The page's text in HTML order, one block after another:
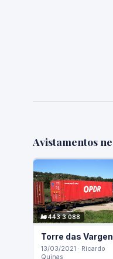
Avistamentos
🚂 443 3 088
Torre das
13/03/2021 · Ricardo
Quinas